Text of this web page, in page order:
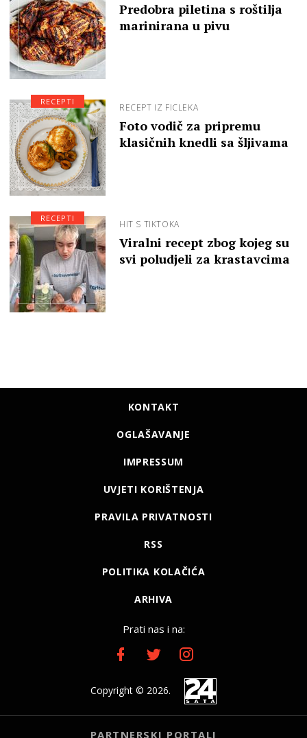
Predobra piletina s roštilja
marinirana u pivu
RECEPT IZ FICLEKA
Foto vodič za pripremu
klasičnih knedli sa šljivama
RECEPTI
HIT S TIKTOKA
Viralni recept zbog kojeg su
svi poludjeli za krastavcima
RECEPTI
KONTAKT
OGLAŠAVANJE
IMPRESSUM
UVJETI KORIŠTENJA
PRAVILA PRIVATNOSTI
RSS
POLITIKA KOLAČIĆA
ARHIVA
Prati nas i na:
Copyright © 2026.
PARTNERSKI PORTALI